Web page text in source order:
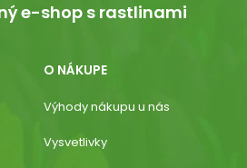
e-shop s rastlinami
O NÁKUPE
Výhody nákupu u nás
Vysvetlivky